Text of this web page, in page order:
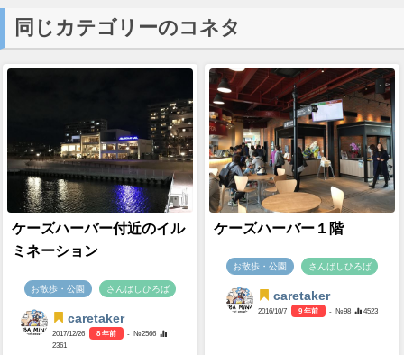
同じカテゴリーのコネタ
ケーズハーバー付近のイル
ミネーション
お散歩・公園 さんばしひろば
caretaker
2017/12/26 8 年前
- №2566
2361
ケーズハーバー１階
お散歩・公園 さんばしひろば
caretaker
2016/10/7 9 年前 - №98 4523